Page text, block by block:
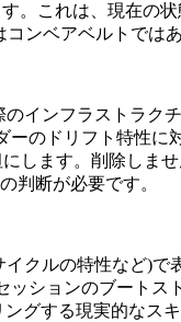
これは、現在の
ンベアベルトでは
インフラストラ
のドリフト特性に
します。削除しませ
判断が必要です。
クルの特性など)
ションのブートス
グする現実的なス